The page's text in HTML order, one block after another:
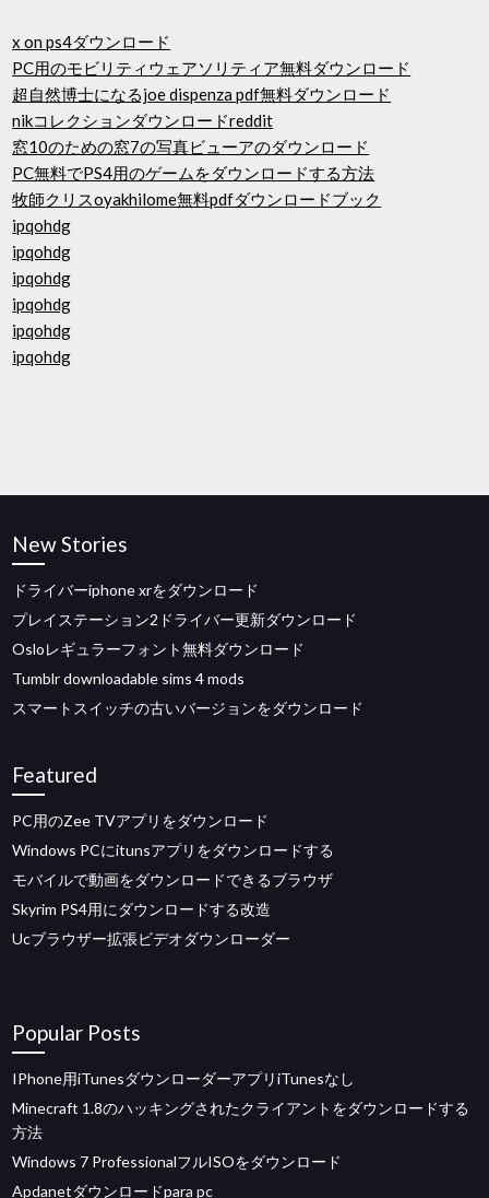
x on ps4ダウンロード
PC用のモビリティウェアソリティア無料ダウンロード
超自然博士になるjoe dispenza pdf無料ダウンロード
nikコレクションダウンロードreddit
窓10のための窓7の写真ビューアのダウンロード
PC無料でPS4用のゲームをダウンロードする方法
牧師クリスoyakhilome無料pdfダウンロードブック
ipqohdg
ipqohdg
ipqohdg
ipqohdg
ipqohdg
ipqohdg
New Stories
ドライバーiphone xrをダウンロード
プレイステーション2ドライバー更新ダウンロード
Osloレギュラーフォント無料ダウンロード
Tumblr downloadable sims 4 mods
スマートスイッチの古いバージョンをダウンロード
Featured
PC用のZee TVアプリをダウンロード
Windows PCにitunsアプリをダウンロードする
モバイルで動画をダウンロードできるブラウザ
Skyrim PS4用にダウンロードする改造
Ucブラウザー拡張ビデオダウンローダー
Popular Posts
IPhone用iTunesダウンローダーアプリiTunesなし
Minecraft 1.8のハッキングされたクライアントをダウンロードする
方法
Windows 7 ProfessionalフルISOをダウンロード
Apdanetダウンロードpara pc